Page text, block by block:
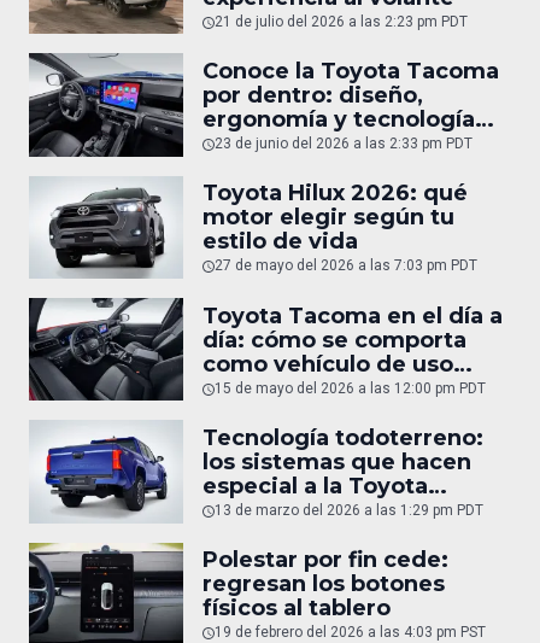
21 de julio del 2026 a las 2:23 pm PDT
Conoce la Toyota Tacoma
por dentro: diseño,
ergonomía y tecnología
del interior
23 de junio del 2026 a las 2:33 pm PDT
Toyota Hilux 2026: qué
motor elegir según tu
estilo de vida
27 de mayo del 2026 a las 7:03 pm PDT
Toyota Tacoma en el día a
día: cómo se comporta
como vehículo de uso
diario
15 de mayo del 2026 a las 12:00 pm PDT
Tecnología todoterreno:
los sistemas que hacen
especial a la Toyota
Tacoma
13 de marzo del 2026 a las 1:29 pm PDT
Polestar por fin cede:
regresan los botones
físicos al tablero
19 de febrero del 2026 a las 4:03 pm PST